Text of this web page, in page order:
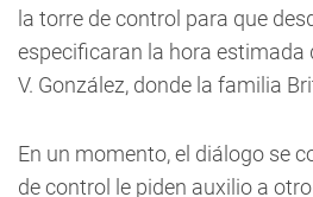
la torre de control para que
especificaran la hora estimada
V. González, donde la familia
En un momento, el diálogo se
de control le piden auxilio a